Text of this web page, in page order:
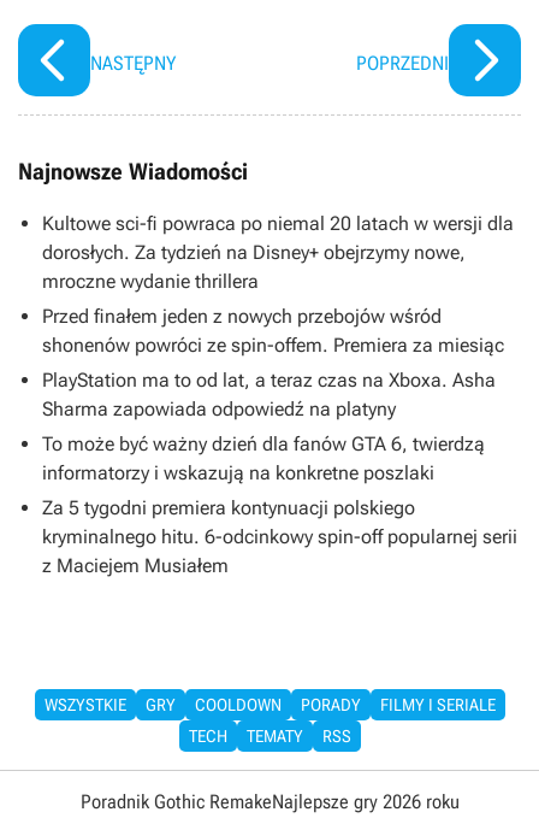
NASTĘPNY POPRZEDNI
Najnowsze Wiadomości
Kultowe sci-fi powraca po niemal 20 latach w wersji dla
dorosłych. Za tydzień na Disney+ obejrzymy nowe,
mroczne wydanie thrillera
Przed finałem jeden z nowych przebojów wśród
shonenów powróci ze spin-offem. Premiera za miesiąc
PlayStation ma to od lat, a teraz czas na Xboxa. Asha
Sharma zapowiada odpowiedź na platyny
To może być ważny dzień dla fanów GTA 6, twierdzą
informatorzy i wskazują na konkretne poszlaki
Za 5 tygodni premiera kontynuacji polskiego
kryminalnego hitu. 6-odcinkowy spin-off popularnej serii
z Maciejem Musiałem
WSZYSTKIE GRY COOLDOWN PORADY
FILMY I SERIALE
TECH
TEMATY RSS
Poradnik Gothic RemakeNajlepsze gry 2026 roku